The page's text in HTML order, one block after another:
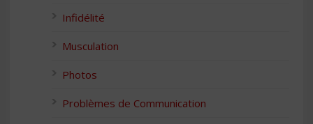
Infidélité
Musculation
Photos
Problèmes de Communication